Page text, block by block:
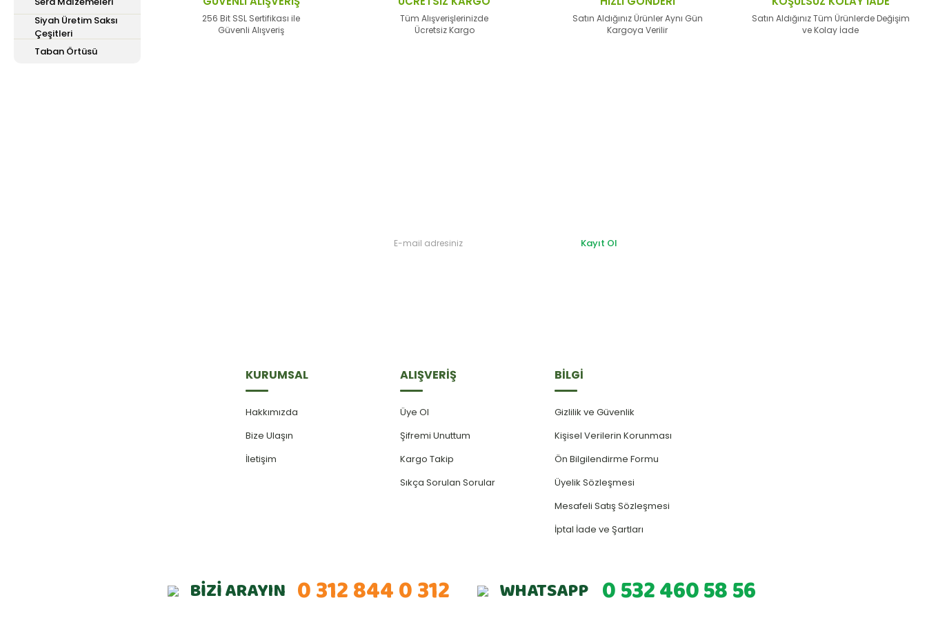
Siyah Üretim Saksı
Çeşitleri
Taban Örtüsü
Bu ürüne benzer farklı alternatifler olmalı.
256 Bit SSL Sertifikası ile
Güvenli Alışveriş
Tüm Alışverişlerinizde
Ücretsiz Kargo
Satın Aldığınız Ürünler Aynı Gün
Kargoya Verilir
Satın Aldığınız Tüm Ürünlerde Değişim
ve Kolay İade
Kayıt Ol
KURUMSAL
Hakkımızda
Bize Ulaşın
İletişim
ALIŞVERİŞ
Üye Ol
Şifremi Unuttum
Kargo Takip
Sıkça Sorulan Sorular
BİLGİ
Gizlilik ve Güvenlik
Kişisel Verilerin Korunması
Ön Bilgilendirme Formu
Üyelik Sözleşmesi
Mesafeli Satış Sözleşmesi
İptal İade ve Şartları
BİZİ ARAYIN 0 312 844 0 312 WHATSAPP 0 532 460 58 56